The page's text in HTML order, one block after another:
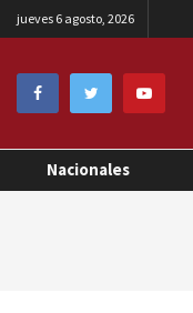
jueves 6 agosto, 2026
Nacionales